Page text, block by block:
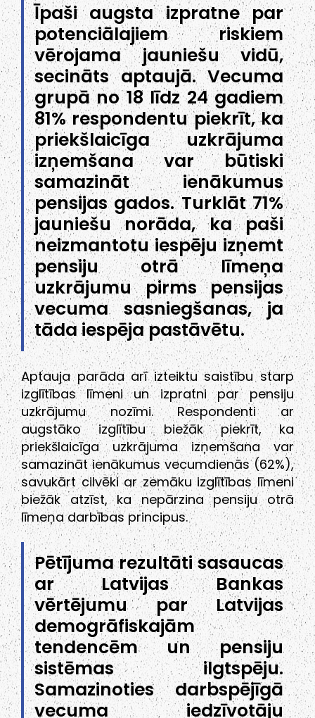
Īpaši augsta izpratne par
potenciālajiem riskiem
vērojama jauniešu vidū,
secināts aptaujā. Vecuma
grupā no 18 līdz 24 gadiem
81% respondentu piekrīt, ka
priekšlaicīga uzkrājuma
izņemšana var būtiski
samazināt ienākumus
pensijas gados. Turklāt 71%
jauniešu norāda, ka paši
neizmantotu iespēju izņemt
pensiju otrā līmeņa
uzkrājumu pirms pensijas
vecuma sasniegšanas, ja
tāda iespēja pastāvētu.
Aptauja parāda arī izteiktu saistību starp
izglītības līmeni un izpratni par pensiju
uzkrājumu nozīmi. Respondenti ar
augstāko izglītību biežāk piekrīt, ka
priekšlaicīga uzkrājuma izņemšana var
samazināt ienākumus vecumdienās (62%),
savukārt cilvēki ar zemāku izglītības līmeni
biežāk atzīst, ka nepārzina pensiju otrā
līmeņa darbības principus.
Pētījuma rezultāti sasaucas
ar Latvijas Bankas
vērtējumu par Latvijas
demogrāfiskajām
tendencēm un pensiju
sistēmas ilgtspēju.
Samazinoties darbspējīgā
vecuma iedzīvotāju